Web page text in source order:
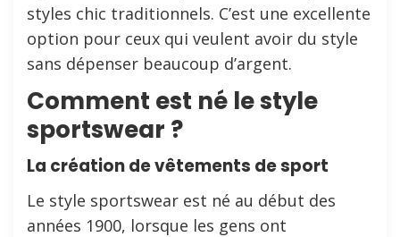
styles chic traditionnels. C’est une excellente
option pour ceux qui veulent avoir du style
sans dépenser beaucoup d’argent.
Comment est né le style
sportswear ?
La création de vêtements de sport
Le style sportswear est né au début des
années 1900, lorsque les gens ont